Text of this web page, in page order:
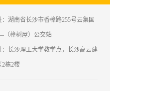
：湖南省长沙市香樟路255号云集国
（樟树屋）公交站
：长沙理工大学教学点，长沙高云建
2栋2楼